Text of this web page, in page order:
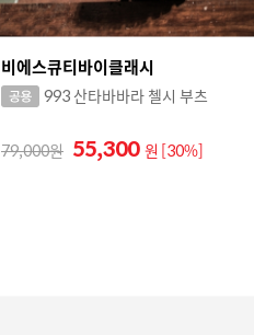
비에스큐티바이클래시
993 산타바바라 첼시 부츠
79,000 55,300 원 [30%]